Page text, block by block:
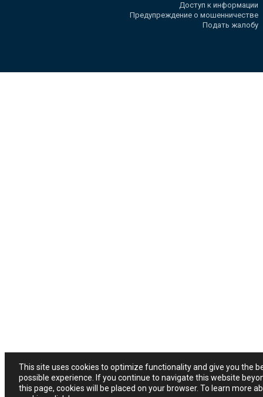
Доступ к информации
Предупреждение о мошенничестве
Подать жалобу
This site uses cookies to optimize functionality and give you the
possible experience. If you continue to navigate this website
this page, cookies will be placed on your browser. To learn more